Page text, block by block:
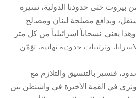
بيروت حتى حدودنا الدولية، نسيره
وبدافع مصلحة لبنان ومصالح
يعني انسحاباً اسرائيلياً من كل متر
وترتيبات حدودية نهائية، تؤمّن
فنسير بالتنسيق والتلازم مع
في القمة الأخيرة في واشنطن بين